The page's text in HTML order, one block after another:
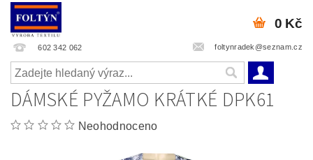
602 342 062 foltynradek@seznam.cz
0 Kč
DÁMSKÉ PYŽAMO KRÁTKÉ DPK61
Neohodnoceno